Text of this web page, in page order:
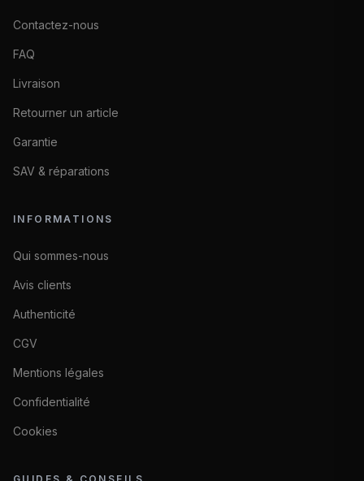
Contactez-nous
FAQ
Livraison
Retourner un article
Garantie
SAV & réparations
INFORMATIONS
Qui sommes-nous
Avis clients
Authenticité
CGV
Mentions légales
Confidentialité
Cookies